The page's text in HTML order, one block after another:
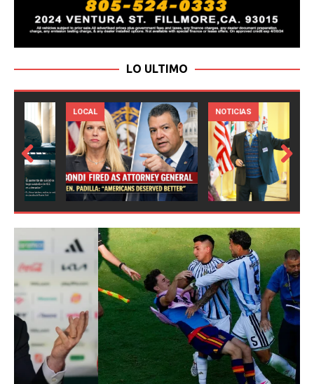
LO ULTIMO
LOCAL NOTICIAS
Prev
ious
Next